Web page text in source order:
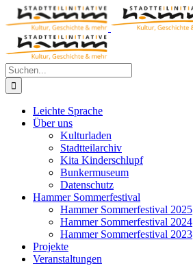
Zum
Inhalt
springen
Suche
nach:
Leichte Sprache
Über uns
Kulturladen
Stadtteilarchiv
Kita Kinderschlupf
Bunkermuseum
Datenschutz
Hammer Sommerfestival
Hammer Sommerfestival 2025
Hammer Sommerfestival 2024
Hammer Sommerfestival 2023
Projekte
Veranstaltungen